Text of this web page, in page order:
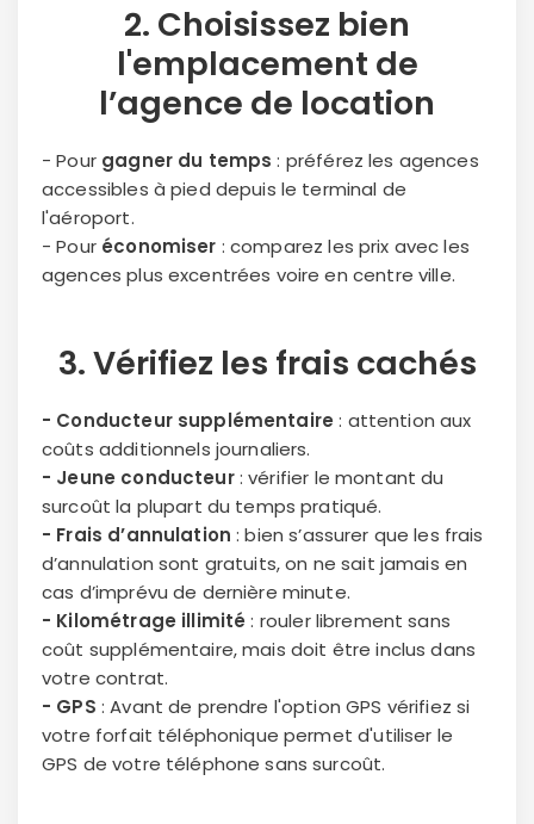
2. Choisissez bien
l'emplacement de
l’agence de location
- Pour gagner du temps : préférez les agences
accessibles à pied depuis le terminal de
l'aéroport.
- Pour économiser : comparez les prix avec les
agences plus excentrées voire en centre ville.
3. Vérifiez les frais cachés
- Conducteur supplémentaire : attention aux
coûts additionnels journaliers.
- Jeune conducteur: vérifier le montant du
surcoût la plupart du temps pratiqué.
- Frais d’annulation : bien s’assurer que les frais
d’annulation sont gratuits, on ne sait jamais en
cas d’imprévu de dernière minute.
- Kilométrage illimité : rouler librement sans
coût supplémentaire, mais doit être inclus dans
votre contrat.
- GPS : Avant de prendre l'option GPS vérifiez si
votre forfait téléphonique permet d'utiliser le
GPS de votre téléphone sans surcoût.